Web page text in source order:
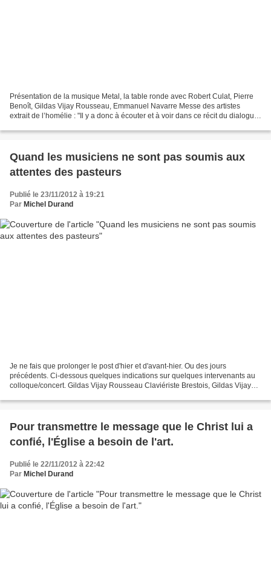
Présentation de la musique Metal, la table ronde avec Robert Culat, Pierre
Benoît, Gildas Vijay Rousseau, Emmanuel Navarre Messe des artistes
extrait de l’homélie : "Il y a donc à écouter et à voir dans ce récit du dialogue
Quand les musiciens ne sont pas soumis aux
attentes des pasteurs
Publié le 23/11/2012 à 19:21
Par Michel Durand
Je ne fais que prolonger le post d'hier et d'avant-hier. Ou des jours
précédents. Ci-dessous quelques indications sur quelques intervenants au
colloque/concert. Gildas Vijay Rousseau Claviériste Brestois, Gildas Vijay
Pour transmettre le message que le Christ lui a
confié, l'Église a besoin de l'art.
Publié le 22/11/2012 à 22:42
Par Michel Durand